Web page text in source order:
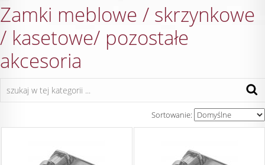
Zamki meblowe / skrzynkowe
/ kasetowe/ pozostałe
akcesoria
Sortowanie: